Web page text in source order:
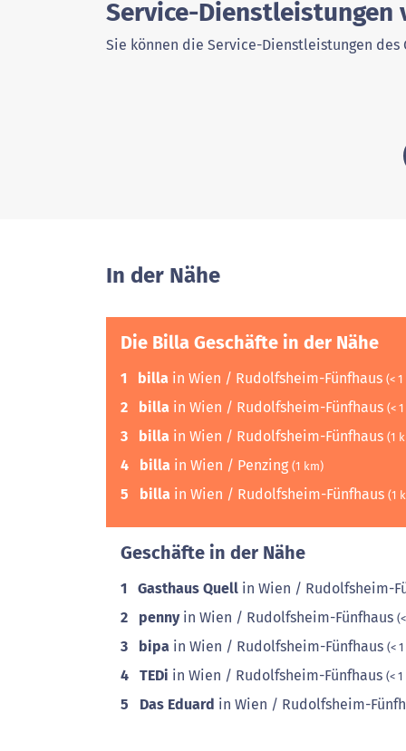
Service-
Sie können die Service-Dienstleistungen des
In der Nähe
Die Billa Geschäfte in der Nähe
1 billa in Wien / Rudolfsheim-Fünfhaus (<
2 billa in Wien / Rudolfsheim-Fünfhaus (<
3 billa in Wien / Rudolfsheim-Fünfhaus (1
4 billa in Wien / Penzing (1 km)
5 billa in Wien / Rudolfsheim-Fünfhaus (1
Geschäfte in der Nähe
1 Gasthaus Quell in Wien / Rudolfsheim-
2
pennyin Wien / Rudolfsheim-Fünfhaus
3 bipa in Wien / Rudolfsheim-Fünfhaus (<
4 TEDi in Wien / Rudolfsheim-Fünfhaus (<
5 Das Eduard in Wien / Rudolfsheim-